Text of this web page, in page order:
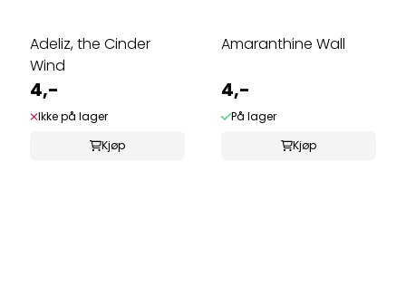
Adeliz, the Cinder
Wind
4,-
Ikke på lager
Kjøp
Amaranthine Wall
4,-
På lager
Kjøp